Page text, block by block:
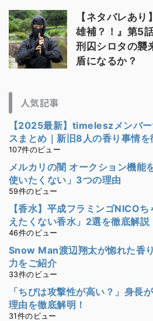
【ネタバレあ
雄補？！』第5
刑囚シロタの襲
盾になるか？
人気記事
【2025最新】timeleszメンバ
スまとめ｜新旧8人の香り事情を
107件のビュー
メルカリの闇 オークション機能
使いたくない」3つの理由
59件のビュー
【香水】平成フラミンゴNICO
えたくない香水」2選を徹底解説
46件のビュー
Snow Man渡辺翔太が惚れた香
力をご紹介
33件のビュー
「ちびは攻撃性が高い？」身長
理由を徹底解明！
31件のビュー